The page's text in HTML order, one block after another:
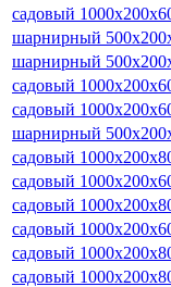
садовый
шарнирный
шарнирный
садовый
садовый
шарнирный
садовый
садовый
садовый
садовый
садовый
садовый